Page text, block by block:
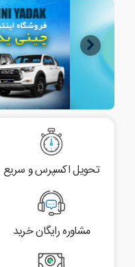
تحویل اکسپرس و سریع
مشاوره رایگان خرید